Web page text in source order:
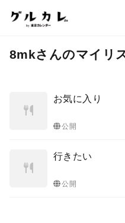
8mkさんのマイリ
お気に入り
公開
行きたい
公開